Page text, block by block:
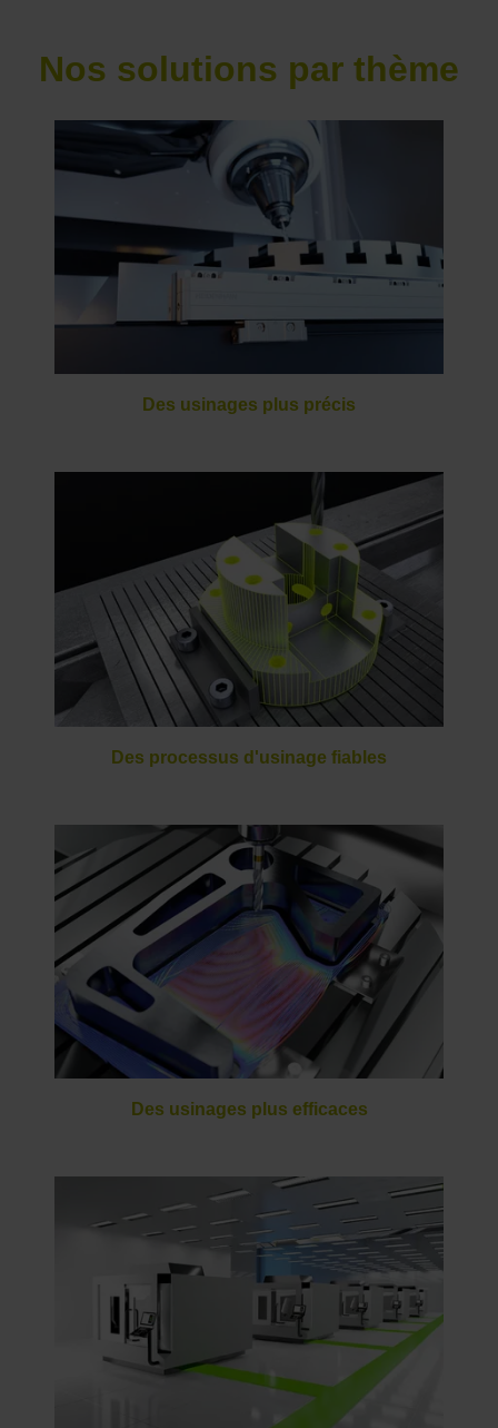
Nos solutions par thème
Des usinages plus précis
Des processus d'usinage fiables
Des usinages plus efficaces